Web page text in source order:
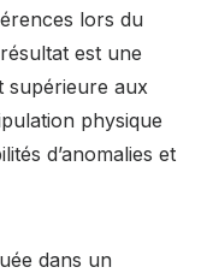
lors du
est une
supérieure aux
physique
d’anomalies et
dans un